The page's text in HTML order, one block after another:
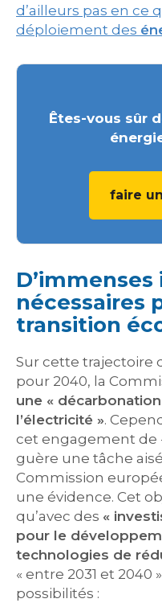
d’ailleurs pas en ce
déploiement des
Êtes-vous sûr
faire
nécessaires
transition
Sur cette trajectoire
pour 2040, la
une «
l’électricité ».
cet engagement de
guère une tâche
Commission
une évidence. Cet
qu’avec des «
pour le
technologies de
« entre 2031 et
possibilités :